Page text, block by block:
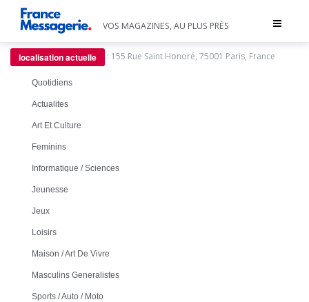
Toggle
VOS MAGAZINES, AU PLUS PRÈS
localisation actuelle : 155 Rue Saint Honoré, 75001 Paris, France
Quotidiens
Actualites
Art Et Culture
Feminins
Informatique / Sciences
Jeunesse
Jeux
Loisirs
Maison / Art De Vivre
Masculins Generalistes
Sports / Auto / Moto